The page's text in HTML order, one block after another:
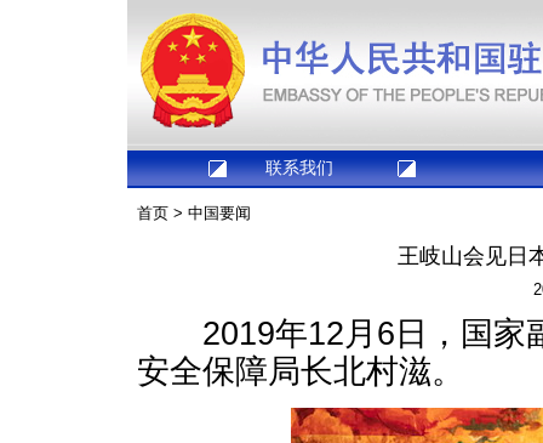
联系我们
首页 > 中国要闻
王岐山会见日
2019年12月6日，国家
安全保障局长北村滋。